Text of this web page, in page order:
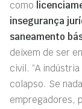
como
insegurança
saneamento
deixem de ser
civil. “A
colapso. Se
empregadores,